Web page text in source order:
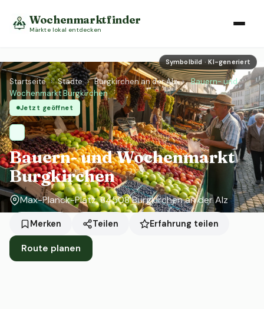
Wochenmarktfinder
Märkte lokal entdecken
Symbolbild · KI-generiert
Startseite › Städte › Burgkirchen an der Alz ›
Bauern- und
Wochenmarkt Burgkirchen
Jetzt geöffnet
Bauern- und Wochenmarkt
Burgkirchen
Max-Planck-Platz, 84508 Burgkirchen an der Alz
Merken Teilen Erfahrung teilen
Route planen